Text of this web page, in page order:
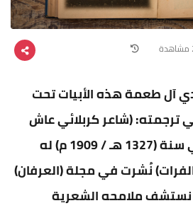
آل طعمة هذه الأبيات تحت
(شاعر كربلائي عاش
أيام الدستور العثماني سنة (1327 هـ / 1909 م) له
نُشرت في مجلة (العرفان)
نستشف ملامحه الشعرية